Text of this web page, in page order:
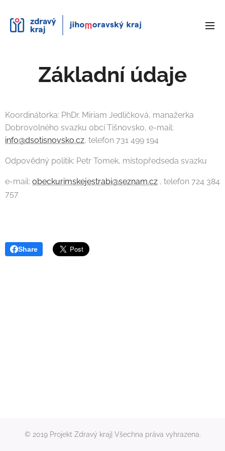
Základní údaje
Koordinátorka: PhDr. Miriam Jedličková, manažerka
Dobrovolného svazku obcí Tišnovsko, e-mail:
info@dsotisnovsko.cz, telefon 731 499 194
Odpovědný politik: Petr Tomek, místopředseda svazku
e-mail: obeckurimskejestrabi@seznam.cz , telefon 724 384
757
Share
© 2019 Projekt Zdravý kraj| Všechna práva vyhrazena.